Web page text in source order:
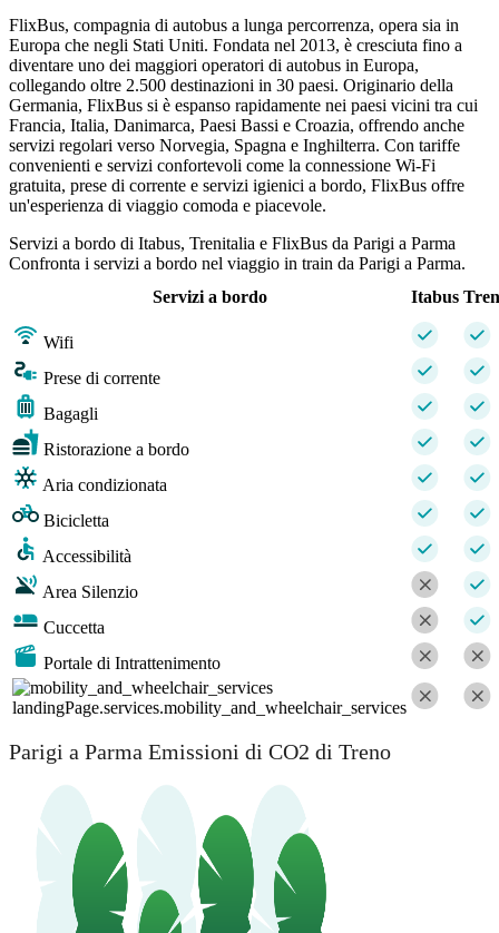
FlixBus, compagnia di autobus a lunga percorrenza, opera sia in
Europa che negli Stati Uniti. Fondata nel 2013, è cresciuta fino a
diventare uno dei maggiori operatori di autobus in Europa,
collegando oltre 2.500 destinazioni in 30 paesi. Originario della
Germania, FlixBus si è espanso rapidamente nei paesi vicini tra cui
Francia, Italia, Danimarca, Paesi Bassi e Croazia, offrendo anche
servizi regolari verso Norvegia, Spagna e Inghilterra. Con tariffe
convenienti e servizi confortevoli come la connessione Wi-Fi
gratuita, prese di corrente e servizi igienici a bordo, FlixBus offre
un'esperienza di viaggio comoda e piacevole.
Servizi a bordo di Itabus, Trenitalia e FlixBus da Parigi a Parma
Confronta i servizi a bordo nel viaggio in train da Parigi a Parma.
Servizi a bordo
Itabus
Wifi
Prese di corrente
Bagagli
Ristorazione a bordo
Aria condizionata
Bicicletta
Accessibilità
Area Silenzio
Cuccetta
Portale di Intrattenimento
landingPage.services.mobility_and_wheelchair_services
Parigi a Parma Emissioni di CO2 di Treno